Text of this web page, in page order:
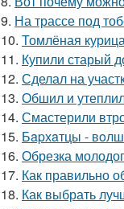
9. На трассе под
10. Томлёная
11. Купили старый
12. Сделал на
13. Обшил и
14. Смастерили
15. Бapхaтцы -
16. Обрезка
17. Как правильно
18. Как выбрать